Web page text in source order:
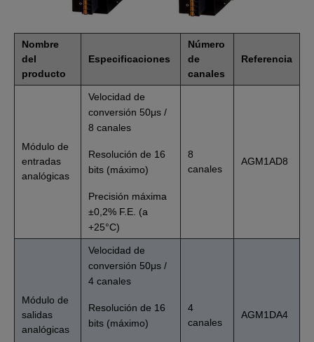
Nombre
del
producto
Especificaciones
Número
de
canales
Referencia
Módulo de
entradas
analógicas
Velocidad de
conversión 50μs /
8 canales
Resolución de 16
bits (máximo)
Precisión máxima
±0,2% F.E. (a
+25°C)
8
canales
AGM1AD8
Módulo de
salidas
analógicas
Velocidad de
conversión 50μs /
4 canales
Resolución de 16
bits (máximo)
4
canales
AGM1DA4